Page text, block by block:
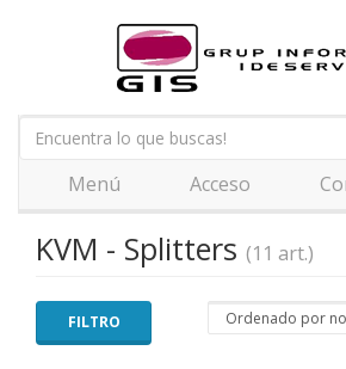
Menú Acceso
KVM - Splitters (11 art.)
FILTRO